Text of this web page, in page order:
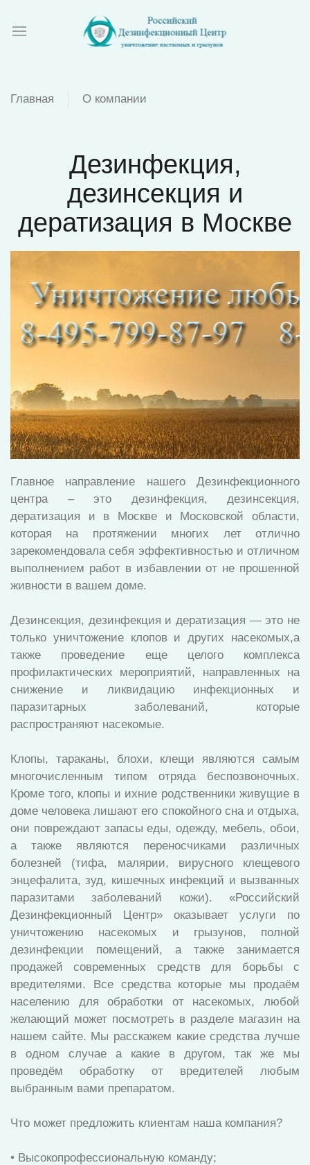
Главная О компании
Дезинфекция,
дезинсекция и
дератизация в Москве
Главное направление нашего Дезинфекционного
центра – это дезинфекция, дезинсекция,
дератизация и в Москве и Московской области,
которая на протяжении многих лет отлично
зарекомендовала себя эффективностью и отличном
выполнением работ в избавлении от не прошенной
живности в вашем доме.
Дезинсекция, дезинфекция и дератизация — это не
только уничтожение клопов и других насекомых,а
также проведение еще целого комплекса
профилактических мероприятий, направленных на
снижение и ликвидацию инфекционных и
паразитарных заболеваний, которые
распространяют насекомые.
Клопы, тараканы, блохи, клещи являются самым
многочисленным типом отряда беспозвоночных.
Кроме того, клопы и ихние родственники живущие в
доме человека лишают его спокойного сна и отдыха,
они повреждают запасы еды, одежду, мебель, обои,
а также являются переносчиками различных
болезней (тифа, малярии, вирусного клещевого
энцефалита, зуд, кишечных инфекций и вызванных
паразитами заболеваний кожи). «Российский
Дезинфекционный Центр» оказывает услуги по
уничтожению насекомых и грызунов, полной
дезинфекции помещений, а также занимается
продажей современных средств для борьбы с
вредителями. Все средства которые мы продаём
населению для обработки от насекомых, любой
желающий может посмотреть в разделе магазин на
нашем сайте. Мы расскажем какие средства лучше
в одном случае а какие в другом, так же мы
проведём обработку от вредителей любым
выбранным вами препаратом.
Что может предложить клиентам наша компания?
• Высокопрофессиональную команду;